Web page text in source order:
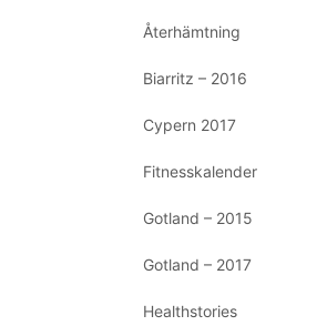
Återhämtning
Biarritz – 2016
Cypern 2017
Fitnesskalender
Gotland – 2015
Gotland – 2017
Healthstories